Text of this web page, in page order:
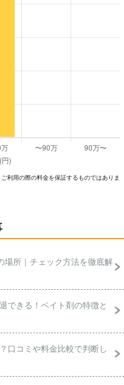
利⽤の際の料⾦を保証するものではありま
場所｜チェック方法を徹底解
できる！ベイト剤の特徴と
口コミや料金比較で判断し